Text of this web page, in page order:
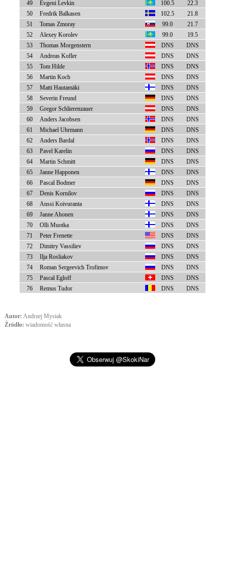
49 Evgeni Levkin 100.5
22.3
50
Fredrik Balkasen 102.5
21.8
51
Tomas Zmoray 99.0
21.7
52
Alexey Korolev 99.0
19.5
53
Thomas Morgenstern DNS
DNS
54
Andreas Kofler DNS
DNS
55
Tom Hilde DNS
DNS
56
Martin Koch DNS
DNS
57
Matti Hautamäki DNS
DNS
58
Severin Freund DNS
DNS
59
Gregor Schlierenzauer DNS
DNS
60
Anders Jacobsen DNS
DNS
61
Michael Uhrmann DNS
DNS
62
Anders Bardal DNS
DNS
63
Pavel Karelin DNS
DNS
64
Martin Schmitt DNS
DNS
65
Janne Happonen DNS
DNS
66
Pascal Bodmer DNS
DNS
67
Denis Kornilov DNS
DNS
68
Anssi Koivuranta DNS
DNS
69
Janne Ahonen DNS
DNS
70
Olli Muotka DNS
DNS
71
Peter Frenette DNS
DNS
72
Dimitry Vassiliev DNS
DNS
73
Ilja Rosliakov DNS
DNS
74
Roman Sergeevich Trofimov DNS
DNS
75
Pascal Egloff DNS
DNS
76
Remus Tudor DNS DNS
Autor: Andrzej Mysiak
Źródło: wiadomość własna